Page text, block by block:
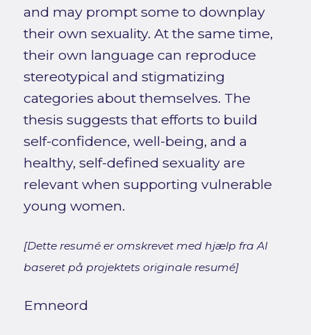
and may prompt some to downplay
their own sexuality. At the same time,
their own language can reproduce
stereotypical and stigmatizing
categories about themselves. The
thesis suggests that efforts to build
self-confidence, well-being, and a
healthy, self-defined sexuality are
relevant when supporting vulnerable
young women.
[Dette resumé er omskrevet med hjælp fra AI
baseret på projektets originale resumé]
Emneord